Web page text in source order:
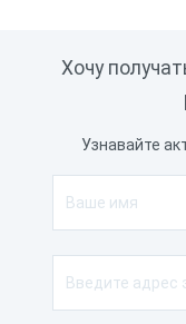
Хочу
Узнавайте